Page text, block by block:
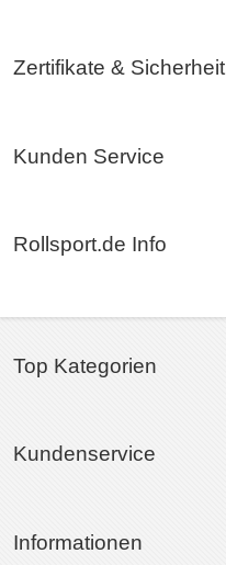
Zertifikate & Sicherheit
Kunden Service
Rollsport.de Info
Top Kategorien
Kundenservice
Informationen